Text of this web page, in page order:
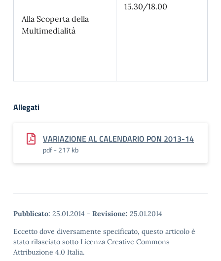
Alla Scoperta della
Multimedialità
15.30/18.00
Allegati
VARIAZIONE AL CALENDARIO PON 2013-14
pdf - 217 kb
Pubblicato: 25.01.2014 - Revisione: 25.01.2014
Eccetto dove diversamente specificato, questo articolo è
stato rilasciato sotto Licenza Creative Commons
Attribuzione 4.0 Italia.